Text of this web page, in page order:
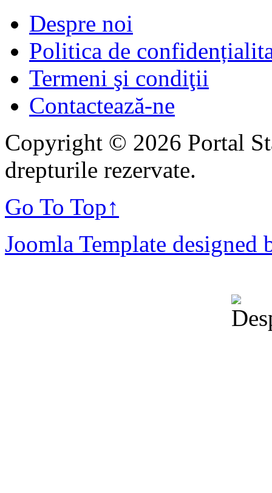
Despre noi
Politica de
Termeni şi condiţii
Contactează-ne
Copyright © 2026 Portal
drepturile rezervate.
Go To Top↑
Joomla Template designed